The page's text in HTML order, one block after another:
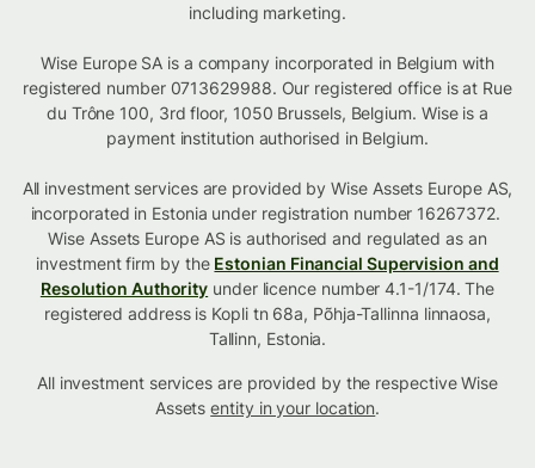
including marketing.
Wise Europe SA is a company incorporated in Belgium with
registered number 0713629988. Our registered office is at Rue
du Trône 100, 3rd floor, 1050 Brussels, Belgium. Wise is a
payment institution authorised in Belgium.
All investment services are provided by Wise Assets Europe AS,
incorporated in Estonia under registration number 16267372.
Wise Assets Europe AS is authorised and regulated as an
investment firm by the Estonian Financial Supervision and
Resolution Authority under licence number 4.1-1/174. The
registered address is Kopli tn 68a, Põhja-Tallinna linnaosa,
Tallinn, Estonia.
All investment services are provided by the respective Wise
Assetsentity in your location.